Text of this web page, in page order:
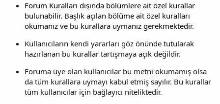
Forum Kuralları dışında bölümlere ait özel kurallar
bulunabilir. Başlık açılan bölüme ait özel kuralları
okumanız ve bu kurallara uymanız gerekmektedir.
Kullanıcıların kendi yararları göz önünde tutularak
hazırlanan bu kurallar tartışmaya açık değildir.
Foruma üye olan kullanıcılar bu metni okumamış olsa
da tüm kurallara uymayı kabul etmiş sayılır. Bu kurallar
tüm kullanıcılar için bağlayıcı niteliktedir.